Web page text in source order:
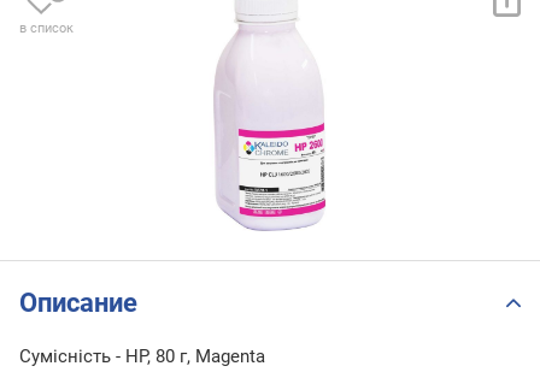
в список
Описание
Сумісність - HP, 80 г, Magenta